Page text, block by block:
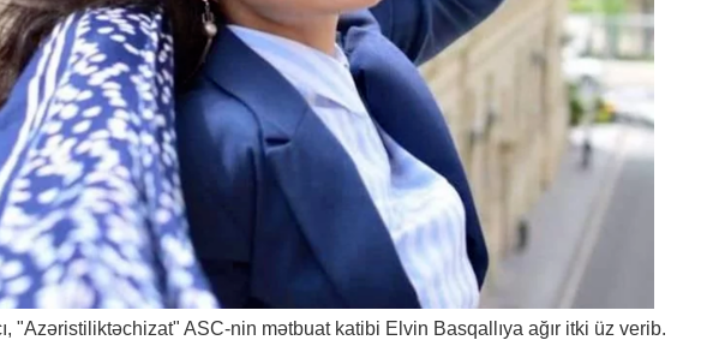
"Azəristiliktəchizat" ASC-nin mətbuat katibi Elvin Basqallıya ağır itki üz verib.